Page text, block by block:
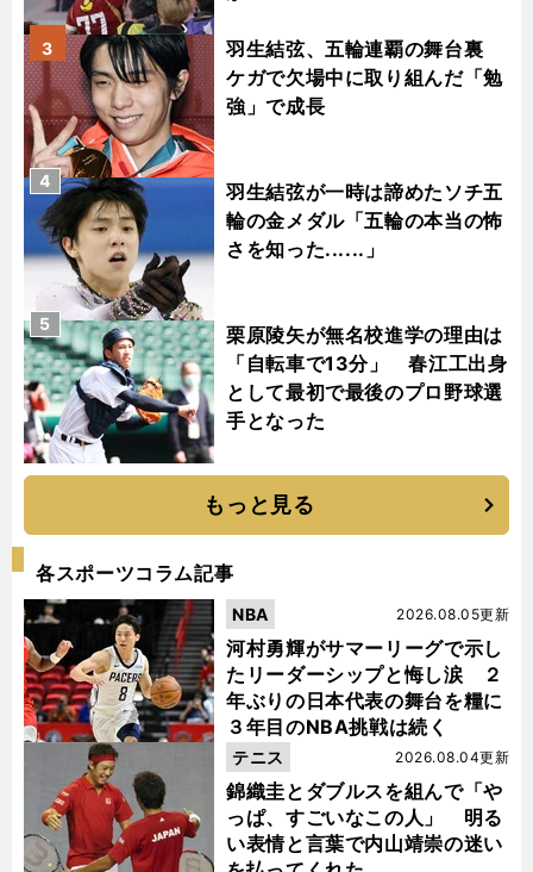
羽生結弦、五輪連覇の舞台裏
ケガで欠場中に取り組んだ「勉
強」で成長
3
羽生結弦が一時は諦めたソチ五
輪の金メダル「五輪の本当の怖
さを知った......」
4
栗原陵矢が無名校進学の理由は
「自転車で13分」 春江工出身
として最初で最後のプロ野球選
手となった
5
もっと見る
各スポーツコラム記事
河村勇輝がサマーリーグで示し
たリーダーシップと悔し涙 ２
年ぶりの日本代表の舞台を糧に
３年目のNBA挑戦は続く
2026.08.05更新
NBA
錦織圭とダブルスを組んで「や
っぱ、すごいなこの人」 明る
い表情と言葉で内山靖崇の迷い
2026.08.04更新
テニス